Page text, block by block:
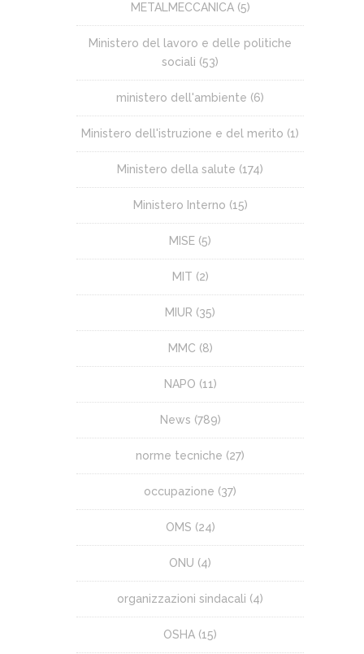
METALMECCANICA(5)
Ministero del lavoro e delle politiche
sociali (53)
ministero dell'ambiente (6)
Ministero dell'istruzione e del merito (1)
Ministero della salute (174)
Ministero Interno (15)
MISE (5)
MIT (2)
MIUR (35)
MMC (8)
NAPO (11)
News (789)
norme tecniche (27)
occupazione (37)
OMS (24)
ONU (4)
organizzazioni sindacali (4)
OSHA (15)